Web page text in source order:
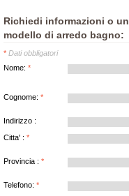
Richiedi informazioni o
modello di arredo bagno:
* Dati obbligatori
Nome: *
Cognome: *
Indirizzo :
Citta' : *
Provincia : *
Telefono: *